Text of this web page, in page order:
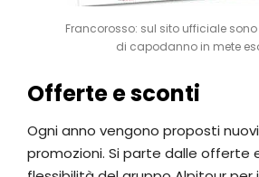
Francorosso: sul sito ufficiale
di capodanno in mete
Offerte e sconti
Ogni anno vengono proposti
promozioni. Si parte dalle offerte